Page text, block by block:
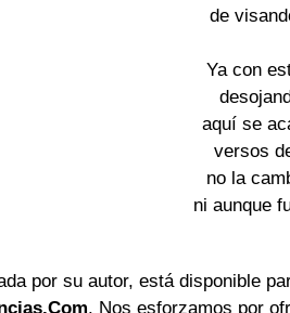
de
Ya con
aquí se
versos
no la
ni aunque
por su autor, está disponible
. Nos esforzamos por